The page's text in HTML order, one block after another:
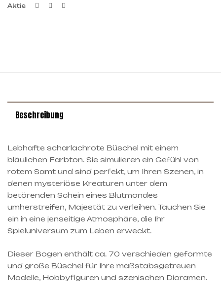
Aktie Facebook
Twitter
Beschreibung
Lebhafte scharlachrote Büschel mit einem
bläulichen Farbton. Sie simulieren ein Gefühl von
rotem Samt und sind perfekt, um Ihren Szenen, in
denen mysteriöse Kreaturen unter dem
betörenden Schein eines Blutmondes
umherstreifen, Majestät zu verleihen. Tauchen Sie
ein in eine jenseitige Atmosphäre, die Ihr
Spieluniversum zum Leben erweckt.
Dieser Bogen enthält ca. 70 verschieden geformte
und große Büschel für Ihre maßstabsgetreuen
Modelle, Hobbyfiguren und szenischen Dioramen.